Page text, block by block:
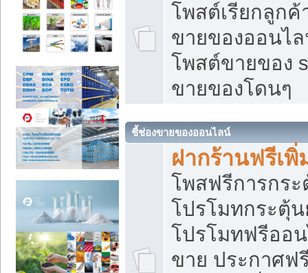
โพสต์เรียกลูกค้
ขายของออนไ
โพสต์ขายของ
ขายของโดนๆ
ชี้ช่องขายของออนไลน์
ฝากร้านฟรีเ
โพสฟรีการกร
โปรโมทกระตุ้
โปรโมทฟรีออ
ขาย ประกาศฟ